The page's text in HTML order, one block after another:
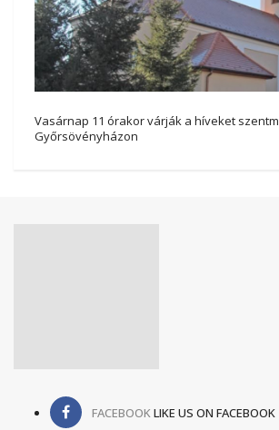
Vasárnap 11 órakor várják a híveket
Győrsövényházon
FACEBOOKLIKE US ON FACEBOOK